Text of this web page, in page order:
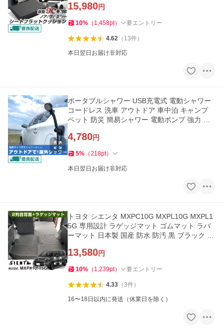
15,980円
10% （ 1,458pt） 要エントリー
4.62（ 13件）
本日翌日お届け非対応
ポータブルシャワー USB充電式 電動シャワー
コードレス 洗車 アウトドア 車中泊 キャンプ
ペット 防災 簡易シャワー 電動ポンプ 強力 シ
4,780円
5% （218pt）
本日翌日お届け非対応
トヨタ シエンタ MXPC10G MXPL10G MXPL1
5G 専用設計 ラゲッジマット ゴムマット ラバ
ーマット 日本製 国産 防水 防汚 黒 ブラック ゴ
13,580円
10% （ 1,239pt） 要エントリー
4.33（3件）
16〜18日以内に発送（休業日を除く）